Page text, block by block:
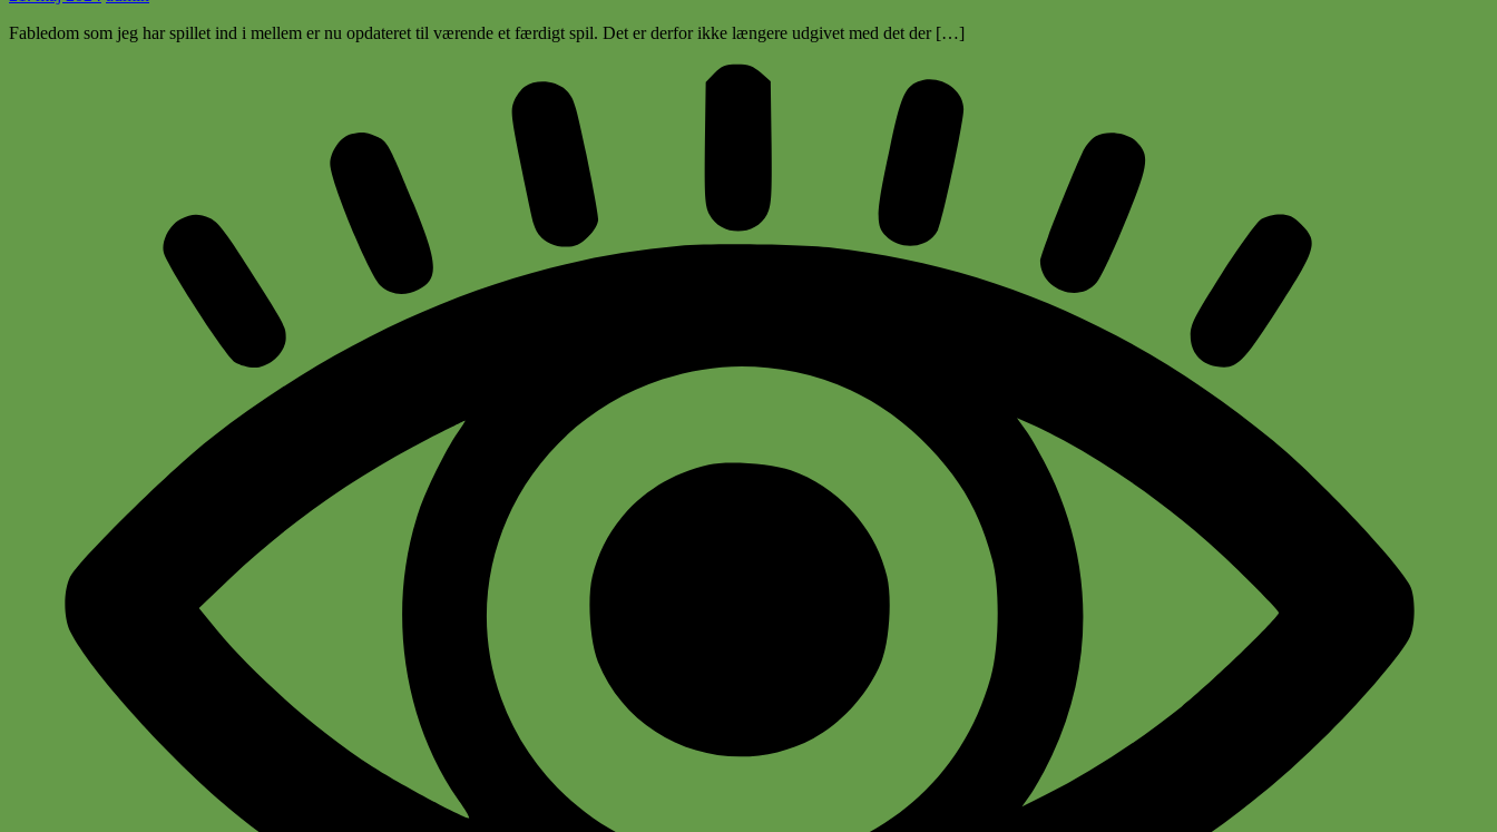
Fabledom som jeg har spillet ind i mellem er nu opdateret til værende et færdigt spil. Det er derfor ikke længere udgivet med det der […]